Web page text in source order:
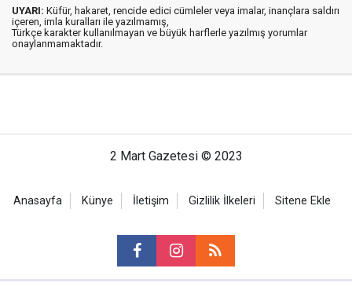
UYARI: Küfür, hakaret, rencide edici cümleler veya imalar, inançlara saldırı
içeren, imla kuralları ile yazılmamış,
Türkçe karakter kullanılmayan ve büyük harflerle yazılmış yorumlar
onaylanmamaktadır.
2 Mart Gazetesi © 2023
Anasayfa Künye İletişim Gizlilik İlkeleri Sitene Ekle